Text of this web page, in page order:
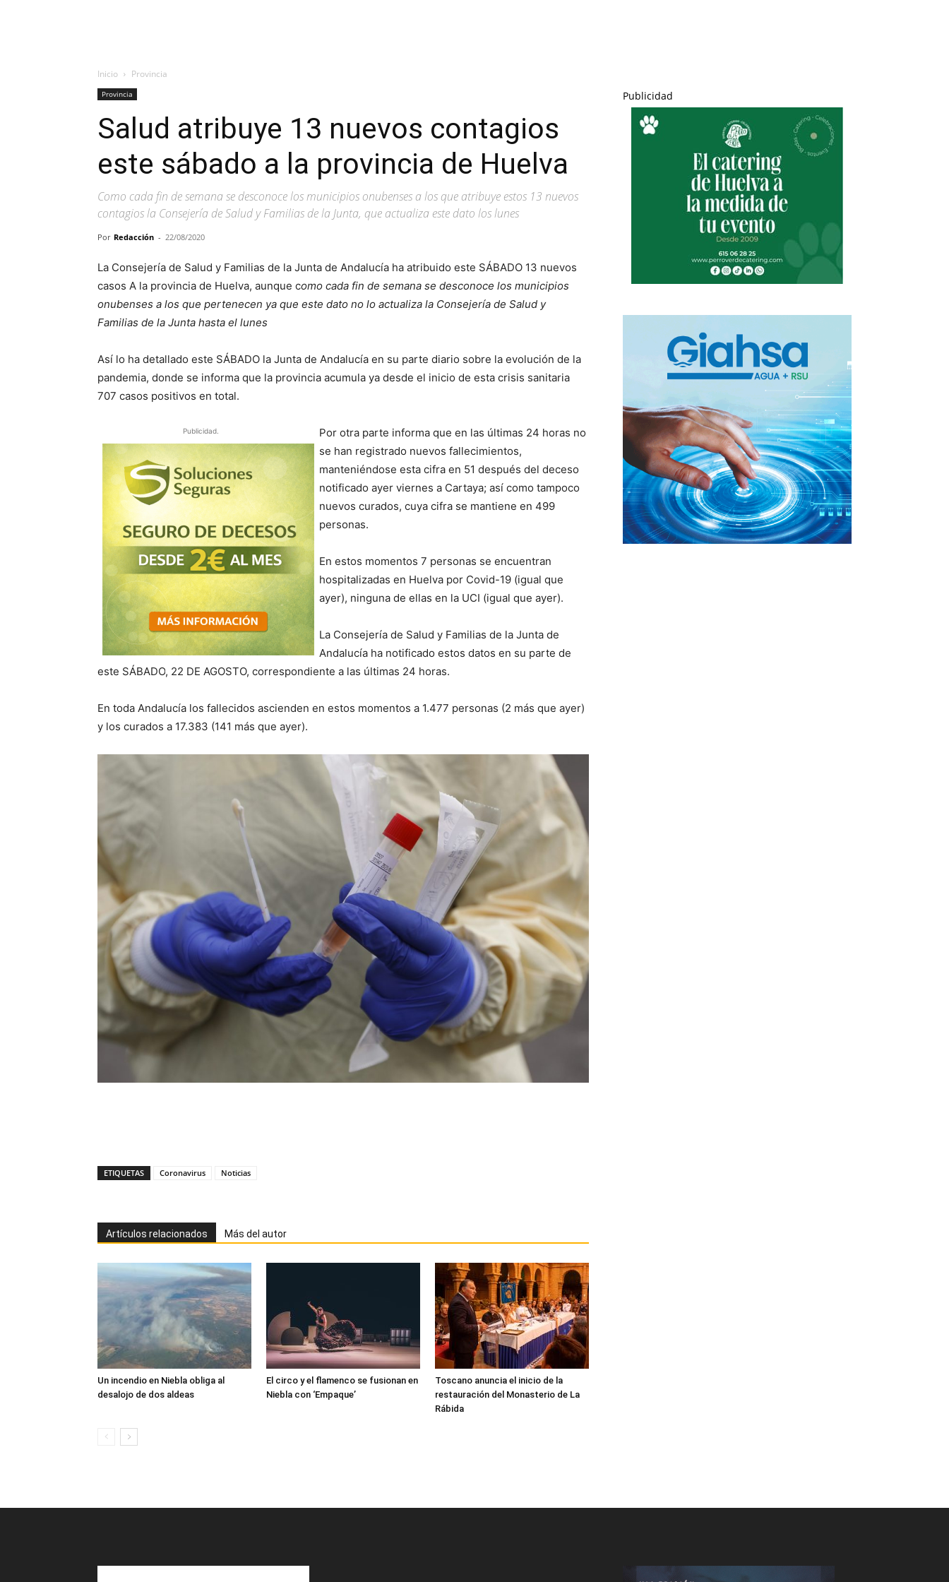
Inicio Provincia
Provincia
Salud atribuye 13 nuevos contagios
este sábado a la provincia de Huelva
Como cada fin de semana se desconoce los municipios onubenses a los que atribuye estos 13 nuevos
contagios la Consejería de Salud y Familias de la Junta, que actualiza este dato los lunes
Por Redacción - 22/08/2020
La Consejería de Salud y Familias de la Junta de Andalucía ha atribuido este SÁBADO 13 nuevos
casos A la provincia de Huelva, aunque como cada fin de semana se desconoce los municipios
onubenses a los que pertenecen ya que este dato no lo actualiza la Consejería de Salud y
Familias de la Junta hasta el lunes
Así lo ha detallado este SÁBADO la Junta de Andalucía en su parte diario sobre la evolución de la
pandemia, donde se informa que la provincia acumula ya desde el inicio de esta crisis sanitaria
707 casos positivos en total.
Publicidad. Por otra parte informa que en las últimas 24 horas no
se han registrado nuevos fallecimientos,
manteniéndose esta cifra en 51 después del deceso
notificado ayer viernes a Cartaya; así como tampoco
nuevos curados, cuya cifra se mantiene en 499
personas.
En estos momentos 7 personas se encuentran
hospitalizadas en Huelva por Covid-19 (igual que
ayer), ninguna de ellas en la UCI (igual que ayer).
La Consejería de Salud y Familias de la Junta de
Andalucía ha notificado estos datos en su parte de
este SÁBADO, 22 DE AGOSTO, correspondiente a las últimas 24 horas.
En toda Andalucía los fallecidos ascienden en estos momentos a 1.477 personas (2 más que ayer)
y los curados a 17.383 (141 más que ayer).
ETIQUETAS Coronavirus Noticias
Artículos relacionados Más del autor
Un incendio en Niebla obliga al
desalojo de dos aldeas
El circo y el flamenco se fusionan en
Niebla con ‘Empaque’
Toscano anuncia el inicio de la
restauración del Monasterio de La
Rábida
Publicidad